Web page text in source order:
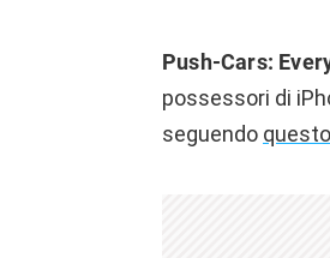
Push-Cars:
possessori di
seguendo